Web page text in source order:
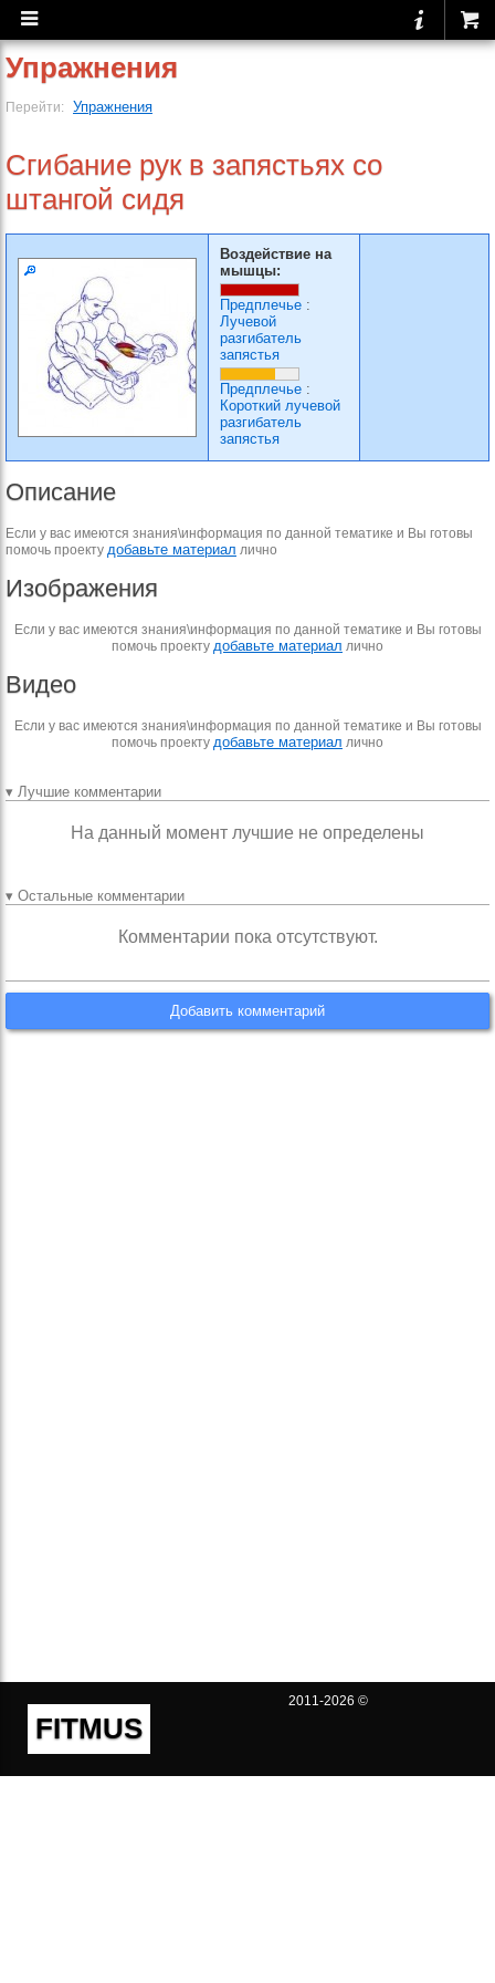
Упражнения
Перейти: Упражнения
Сгибание рук в запястьях со
штангой сидя
Воздействие на
мышцы:
Предплечье :
Лучевой
разгибатель
запястья
Предплечье :
Короткий лучевой
разгибатель
запястья
Описание
Если у вас имеются знания\информация по данной тематике и Вы готовы
помочь проекту добавьте материал лично
Изображения
Если у вас имеются знания\информация по данной тематике и Вы готовы
помочь проекту добавьте материал лично
Видео
Если у вас имеются знания\информация по данной тематике и Вы готовы
помочь проекту добавьте материал лично
▾ Лучшие комментарии
На данный момент лучшие не определены
▾ Остальные комментарии
Комментарии пока отсутствуют.
Добавить комментарий
FITMUS
2011-2026 ©